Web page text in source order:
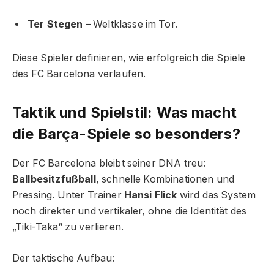
Ter Stegen – Weltklasse im Tor.
Diese Spieler definieren, wie erfolgreich die Spiele
des FC Barcelona verlaufen.
Taktik und Spielstil: Was macht
die Barça-Spiele so besonders?
Der FC Barcelona bleibt seiner DNA treu:
Ballbesitzfußball, schnelle Kombinationen und
Pressing. Unter Trainer Hansi Flick wird das System
noch direkter und vertikaler, ohne die Identität des
„Tiki-Taka“ zu verlieren.
Der taktische Aufbau: